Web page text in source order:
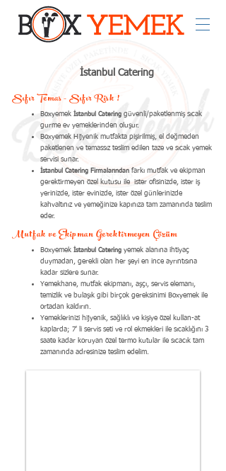
İstanbul Catering
Sıfır Temas - Sıfır Risk !
Boxyemek İstanbul Catering güvenli/paketlenmiş sıcak
gurme ev yemeklerinden oluşur.
Boxyemek Hijyenik mutfakta pişirilmiş, el değmeden
paketlenen ve temassız teslim edilen taze ve sıcak yemek
servisi sunar.
İstanbul Catering Firmalarından farkı mutfak ve ekipman
gerektirmeyen özel kutusu ile ister ofisinizde, ister iş
yerinizde, ister evinizde, ister özel günlerinizde
kahvaltınız ve yemeğinize kapınıza tam zamanında teslim
eder.
Mutfak ve Ekipman Gerektirmeyen Çözüm
Boxyemek İstanbul Catering yemek alanına ihtiyaç
duymadan, gerekli olan her şeyi en ince ayrıntısına
kadar sizlere sunar.
Yemekhane, mutfak ekipmanı, aşçı, servis elemanı,
temizlik ve bulaşık gibi birçok gereksinimi Boxyemek ile
ortadan kaldırın.
Yemeklerinizi hijyenik, sağlıklı ve kişiye özel kullan-at
kaplarda; 7' li servis seti ve rol ekmekleri ile sıcaklığını 3
saate kadar koruyan özel termo kutular ile sıcacık tam
zamanında adresinize teslim edelim.